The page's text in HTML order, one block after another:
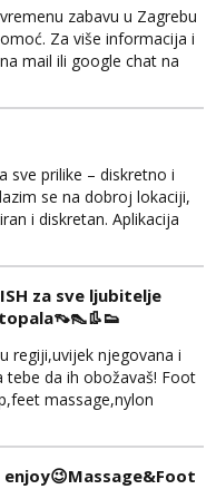
zabavu u Zagrebu
Za više informacija i
mail ili google chat na
sve prilike – diskretno i
se na dobroj lokaciji,
i diskretan. Aplikacija
za sve ljubitelje
regiji,uvijek njegovana i
tebe da ih obožavaš! Foot
massage,nylon
subota:15-
obožavatelje ovog
Sex i sl.ISKLJUČENO!
enjoy😉Massage&Foot